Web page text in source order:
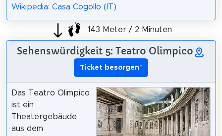
Wikipedia: Casa Cogollo (IT)
143 Meter / 2 Minuten
Sehenswürdigkeit 5: Teatro Olimpico
Ticket besorgen*
Das Teatro Olimpico
ist ein
Theatergebäude
aus dem